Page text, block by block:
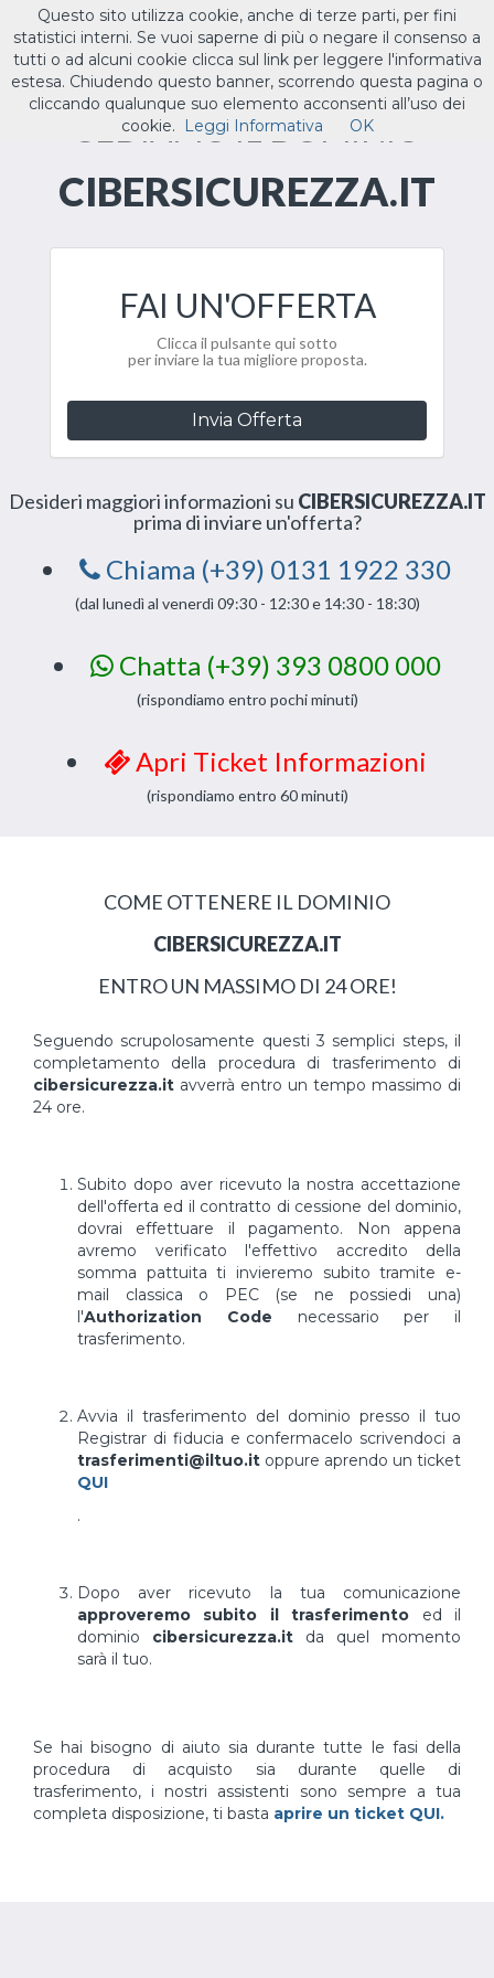
Toggle
ILTUO.IT
CEDIAMO IL DOMINIO
CIBERSICUREZZA.IT
FAI UN'OFFERTA
Clicca il pulsante qui sotto
per inviare la tua migliore proposta.
Invia Offerta
Desideri maggiori informazioni su CIBERSICUREZZA.IT
prima di inviare un'offerta?
Chiama (+39) 0131 1922 330
(dal lunedì al venerdì 09:30 - 12:30 e 14:30 - 18:30)
Chatta (+39) 393 0800 000
(rispondiamo entro pochi minuti)
Apri Ticket Informazioni
(rispondiamo entro 60 minuti)
COME OTTENERE IL DOMINIO
CIBERSICUREZZA.IT
ENTRO UN MASSIMO DI 24 ORE!
Seguendo scrupolosamente questi 3 semplici steps, il
completamento della procedura di trasferimento di
cibersicurezza.it avverrà entro un tempo massimo di
24 ore.
Subito dopo aver ricevuto la nostra accettazione
dell'offerta ed il contratto di cessione del dominio,
dovrai effettuare il pagamento. Non appena
avremo verificato l'effettivo accredito della
somma pattuita ti invieremo subito tramite e-
mail classica o PEC (se ne possiedi una)
l'Authorization Code necessario per il
trasferimento.
Avvia il trasferimento del dominio presso il tuo
Registrar di fiducia e confermacelo scrivendoci a
trasferimenti@iltuo.it oppure aprendo un ticket
QUI
.
Dopo aver ricevuto la tua comunicazione
approveremo subito il trasferimento ed il
dominio cibersicurezza.it da quel momento
sarà il tuo.
Se hai bisogno di aiuto sia durante tutte le fasi della
procedura di acquisto sia durante quelle di
trasferimento, i nostri assistenti sono sempre a tua
completa disposizione, ti basta aprire un ticket QUI.
Questo sito utilizza cookie, anche di terze parti, per fini
statistici interni. Se vuoi saperne di più o negare il consenso a
tutti o ad alcuni cookie clicca sul link per leggere l'informativa
estesa. Chiudendo questo banner, scorrendo questa pagina o
cliccando qualunque suo elemento acconsenti all’uso dei
cookie.
Leggi Informativa OK